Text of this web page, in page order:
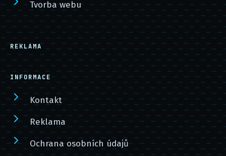
Tvorba webu
REKLAMA
INFORMACE
Kontakt
Reklama
Ochrana osobních údajů